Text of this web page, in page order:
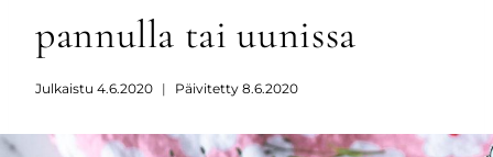
pannulla tai uunissa
Julkaistu 4.6.2020 Päivitetty 8.6.2020